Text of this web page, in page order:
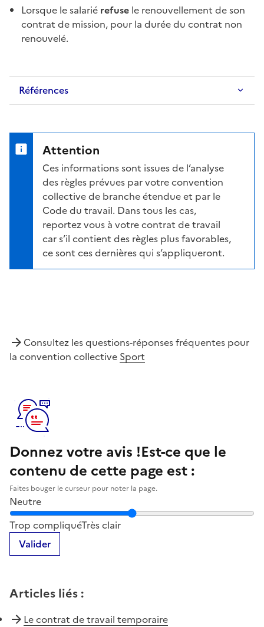
Lorsque le salarié refuse le renouvellement de son
contrat de mission, pour la durée du contrat non
renouvelé.
Références
Attention
Ces informations sont issues de l’analyse
des règles prévues par votre convention
collective de branche étendue et par le
Code du travail. Dans tous les cas,
reportez vous à votre contrat de travail
car s’il contient des règles plus favorables,
ce sont ces dernières qui s’appliqueront.
Consultez les questions-réponses fréquentes pour
la convention collective Sport
Donnez votre avis !Est-ce que le
contenu de cette page est :
Faites bouger le curseur pour noter la page.
Neutre
Notez la clarté du contenu de cette page
Trop compliquéTrès clair
Valider
Articles liés :
Le contrat de travail temporaire